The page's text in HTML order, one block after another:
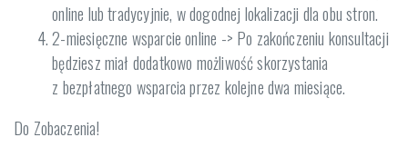
online lub tradycyjnie, w dogodnej lokalizacji dla obu stron.
2-miesięczne wsparcie online -> Po zakończeniu konsultacji
będziesz miał dodatkowo możliwość skorzystania
z bezpłatnego wsparcia przez kolejne dwa miesiące.
Do Zobaczenia!